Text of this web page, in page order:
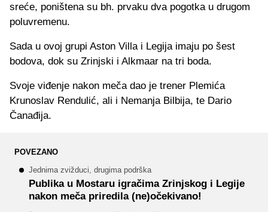
sreće, poništena su bh. prvaku dva pogotka u drugom
poluvremenu.
Sada u ovoj grupi Aston Villa i Legija imaju po šest
bodova, dok su Zrinjski i Alkmaar na tri boda.
Svoje viđenje nakon meča dao je trener Plemića
Krunoslav Rendulić, ali i Nemanja Bilbija, te Dario
Čanađija.
POVEZANO
Jednima zvižduci, drugima podrška
Publika u Mostaru igračima Zrinjskog i Legije
nakon meča priredila (ne)očekivano!